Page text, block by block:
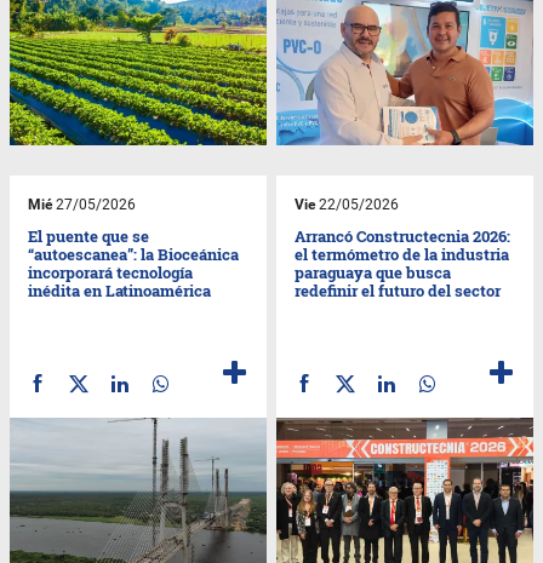
Mié27/05/2026
El puente que se
“autoescanea”: la Bioceánica
incorporará tecnología
inédita en Latinoamérica
Vie22/05/2026
Arrancó Constructecnia 2026:
el termómetro de la industria
paraguaya que busca
redefinir el futuro del sector